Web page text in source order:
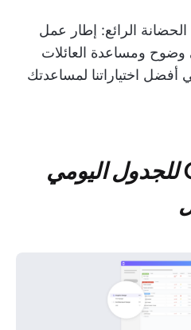
الرائع: إطار عمل
ومساعدة العائلات
أفضل اختياراتنا لمساعدتك
1. قالب ClickUp للجدول اليومي